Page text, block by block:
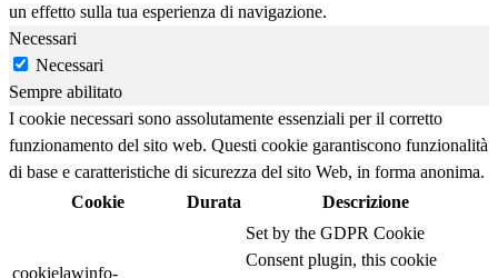
un effetto sulla tua esperienza di navigazione.
Necessari
Necessari
Sempre abilitato
I cookie necessari sono assolutamente essenziali per il corretto
funzionamento del sito web. Questi cookie garantiscono funzionalità
di base e caratteristiche di sicurezza del sito Web, in forma anonima.
Cookie
Durata Descrizione
cookielawinfo-
Set by the GDPR Cookie
Consent plugin, this cookie